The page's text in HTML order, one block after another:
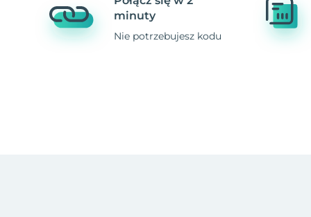
minuty
Nie potrzebujesz kodu